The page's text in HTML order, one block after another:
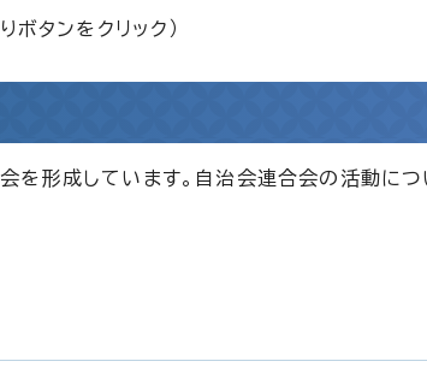
ボタンをクリック）
を形成しています。自治会連合会の活動につ